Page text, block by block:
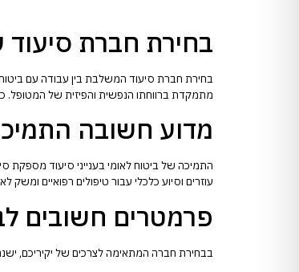
בחירת חברת סיעוד
בחירת חברת סיעוד המשלבת בין עבודה עם
מתמקדת ברווחתו הנפשית והפיזית של המטופל.
מדוע חשובה
התמיכה של ביטוח לאומי בענייני סיעוד מספקת
עוזרים וסיוע כלכלי עבור טיפולים רפואיים
פרמטרים חשובים
בבחירת חברה המתאימה לצרכים של יקיריכם,